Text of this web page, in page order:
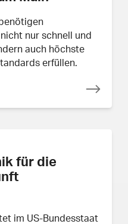
nur schnell und
auch höchste
erfüllen.
für die
im US-Bundesstaat